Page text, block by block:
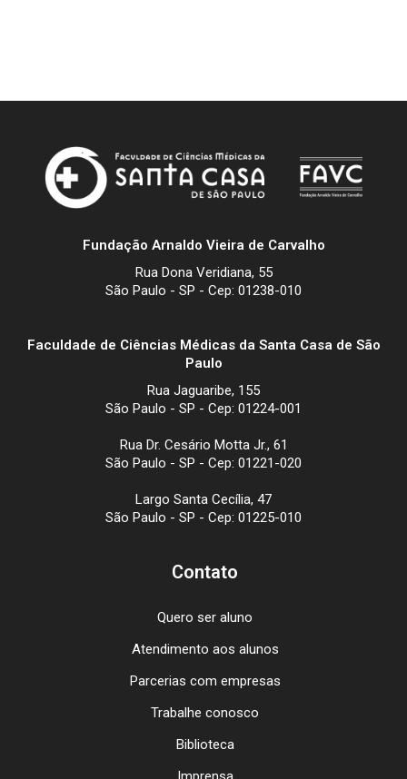
Fundação Arnaldo Vieira de Carvalho
Rua Dona Veridiana, 55
São Paulo - SP - Cep: 01238-010
Faculdade de Ciências Médicas da Santa Casa de São
Paulo
Rua Jaguaribe, 155
São Paulo - SP - Cep: 01224-001
Rua Dr. Cesário Motta Jr., 61
São Paulo - SP - Cep: 01221-020
Largo Santa Cecília, 47
São Paulo - SP - Cep: 01225-010
Contato
Quero ser aluno
Atendimento aos alunos
Parcerias com empresas
Trabalhe conosco
Biblioteca